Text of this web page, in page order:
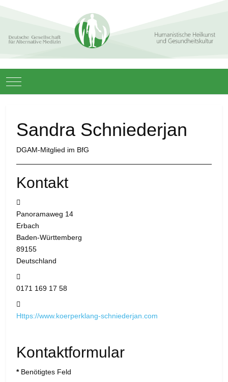
Mobile Menu Toggle
Sandra Schniederjan
DGAM-Mitglied im BfG
Kontakt
Panoramaweg 14
Erbach
Baden-Württemberg
89155
Deutschland
0171 169 17 58
Https://www.koerperklang-schniederjan.com
Kontaktformular
*Benötigtes Feld